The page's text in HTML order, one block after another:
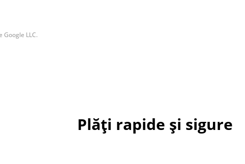
Google LLC.
Plăți rapide și sigure